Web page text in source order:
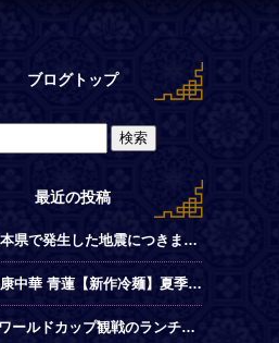
ブログトップ
最近の投稿
熊本県で発生した地震につきまして
健康中華 青蓮【新作冷麺】夏季限定◎冷やし麻辣麺
⚽ワールドカップ観戦のランチは青蓮で！